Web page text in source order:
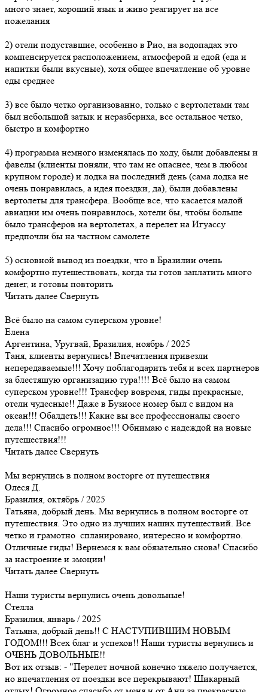
много знает, хороший язык и живо реагирует на все
пожелания
2) отели подуставшие, особенно в Рио, на водопадах это
компенсируется расположением, атмосферой и едой (еда и
напитки были вкусные), хотя общее впечатление об уровне
еды среднее
3) все было четко организованно, только с вертолетами там
был небольшой затык и неразбериха, все остальное четко,
быстро и комфортно
4) программа немного изменялась по ходу, были добавлены и
фавелы (клиенты поняли, что там не опаснее, чем в любом
крупном городе) и лодка на последний день (сама лодка не
очень понравилась, а идея поездки, да), были добавлены
вертолеты для трансфера. Вообще все, что касается малой
авиации им очень понравилось, хотели бы, чтобы больше
было трансферов на вертолетах, а перелет на Игуассу
предпочли бы на частном самолете
5) основной вывод из поездки, что в Бразилии очень
комфортно путешествовать, когда ты готов заплатить много
денег, и готовы повторить
Читать далее Свернуть
Всё было на самом суперском уровне!
Елена
Аргентина, Уругвай, Бразилия, ноябрь / 2025
Таня, клиенты вернулись! Впечатления привезли
непередаваемые!!! Хочу поблагодарить тебя и всех партнеров
за блестящую организацию тура!!!! Всё было на самом
суперском уровне!!! Трансфер вовремя, гиды прекрасные,
отели чудесные!! Даже в Бузиосе номер был с видом на
океан!!! Обалдеть!!! Какие вы все профессионалы своего
дела!!! Спасибо огромное!!! Обнимаю с надеждой на новые
путешествия!!!
Читать далее Свернуть
Мы вернулись в полном восторге от путешествия
Олеся Д.
Бразилия, октябрь / 2025
Татьяна, добрый день. Мы вернулись в полном восторге от
путешествия. Это одно из лучших наших путешествий. Все
четко и грамотно спланировано, интересно и комфортно.
Отличные гиды! Вернемся к вам обязательно снова! Спасибо
за настроение и эмоции!
Читать далее Свернуть
Наши туристы вернулись очень довольные!
Стелла
Бразилия, январь / 2025
Татьяна, добрый день!! С НАСТУПИВШИМ НОВЫМ
ГОДОМ!!! Всех благ и успехов!! Наши туристы вернулись и
ОЧЕНЬ ДОВОЛЬНЫЕ!!
Вот их отзыв: - "Перелет ночной конечно тяжело получается,
но впечатления от поездки все перекрывают! Шикарный